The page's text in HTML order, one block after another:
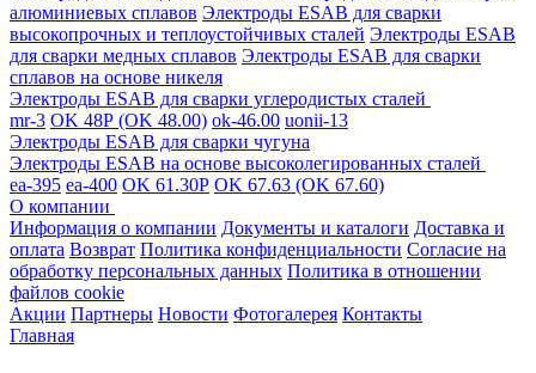
алюминиевых сплавов Электроды ESAB для сварки
высокопрочных и теплоустойчивых сталей Электроды ESAB
для сварки медных сплавов Электроды ESAB для сварки
сплавов на основе никеля
Электроды ESAB для сварки углеродистых сталей
mr-3 OK 48Р (OK 48.00) ok-46.00 uonii-13
Электроды ESAB для сварки чугуна
Электроды ESAB на основе высоколегированных сталей
ea-395 ea-400 OK 61.30Р OK 67.63 (OK 67.60)
О компании
Информация о компании Документы и каталоги Доставка и
оплата Возврат Политика конфиденциальности Согласие на
обработку персональных данных Политика в отношении
файлов cookie
Акции Партнеры Новости Фотогалерея Контакты
Главная